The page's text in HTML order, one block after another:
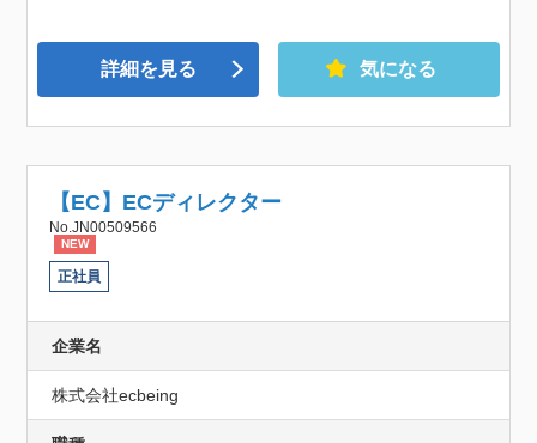
詳細を見る 気になる
【EC】ECディレクター
No.JN00509566
NEW
正社員
企業名
株式会社ecbeing